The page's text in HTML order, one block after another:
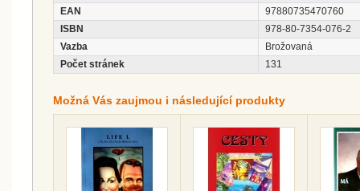
EAN
97880735470760
ISBN
978-80-7354-076-2
Vazba
Brožovaná
Počet stránek
131
Možná Vás zaujmou i následující produkty